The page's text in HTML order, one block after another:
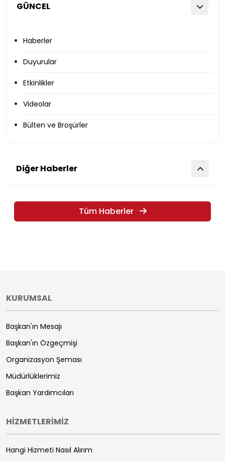
GÜNCEL
Haberler
Duyurular
Etkinlikler
Videolar
Bülten ve Broşürler
Diğer Haberler
Tüm Haberler
KURUMSAL
Başkan'ın Mesajı
Başkan'ın Özgeçmişi
Organizasyon Şeması
Müdürlüklerimiz
Başkan Yardımcıları
HİZMETLERİMİZ
Hangi Hizmeti Nasıl Alırım